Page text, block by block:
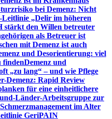
bei Demenz: Nicht
Leitlinie „Delir im höheren
stärkt den Willen betreuter
als Betreuer ist
mit Demenz ist auch
und Desorientierung: viel
findenDemenz und
„zu lang“ – und wie Pflege
Demenz: Rapid Review
für eine einheitlichere
Länder-Arbeitsgruppe zur
Schmerzmanagement im Alter
GeriPAIN